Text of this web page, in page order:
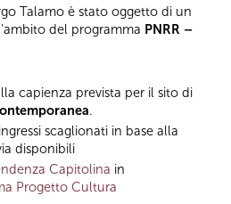
Talamo è stato oggetto di un
del programma PNRR –
capienza prevista per il sito di
.
scaglionati in base alla
disponibili
Capitolina in
Progetto Cultura